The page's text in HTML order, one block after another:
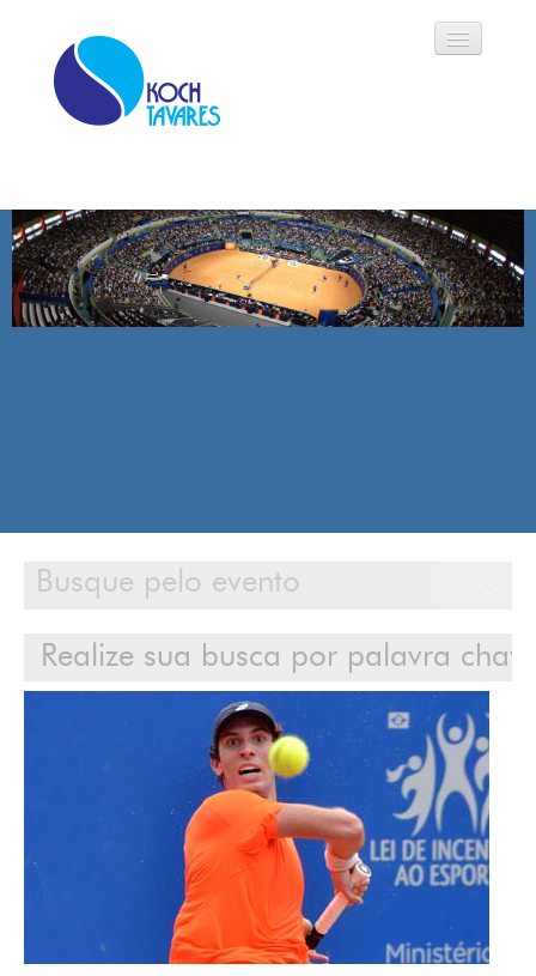
História
Áreas de Atuação
Calendário
Login